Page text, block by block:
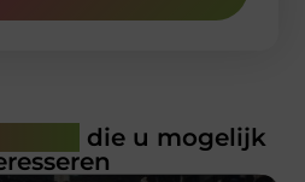
die u mogelijk